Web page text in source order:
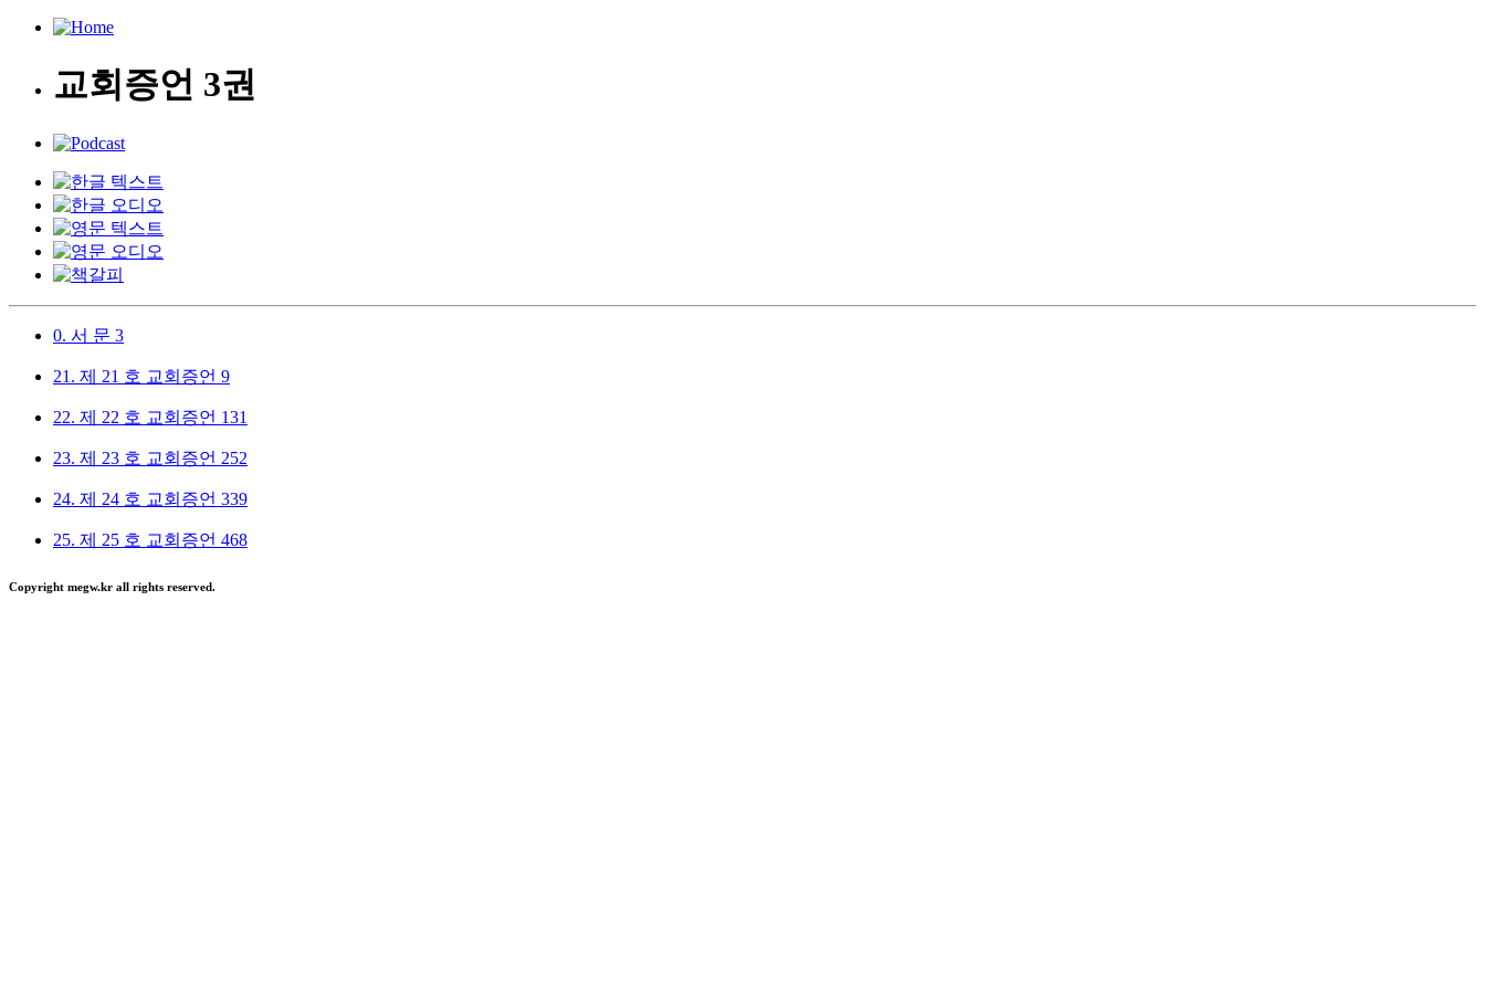
교회증언 3권
0. 서 문 3
21. 제 21 호 교회증언 9
22. 제 22 호 교회증언 131
23. 제 23 호 교회증언 252
24. 제 24 호 교회증언 339
25. 제 25 호 교회증언 468
Copyright megw.kr all rights reserved.